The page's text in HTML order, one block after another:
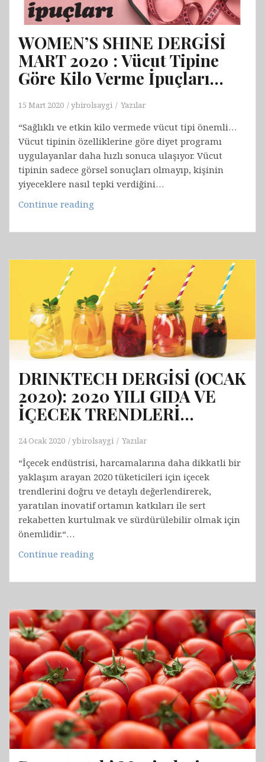
WOMEN’S SHINE DERGİSİ
MART 2020 : Vücut Tipine
Göre Kilo Verme İpuçları…
15 Mart 2020 ybirolsaygi Yazılar
“Sağlıklı ve etkin kilo vermede vücut tipi önemli…
Vücut tipinin özelliklerine göre diyet programı
uygulayanlar daha hızlı sonuca ulaşıyor. Vücut
tipinin sadece görsel sonuçları olmayıp, kişinin
yiyeceklere nasıl tepki verdiğini…
Continue reading
DERGİSİ
2020
Vücut
Tipine
Göre
Kilo
Verme
İpuçları…
DRINKTECH DERGİSİ (OCAK
2020): 2020 YILI GIDA VE
İÇECEK TRENDLERİ…
24 Ocak 2020 ybirolsaygi Yazılar
“İçecek endüstrisi, harcamalarına daha dikkatli bir
yaklaşım arayan 2020 tüketicileri için içecek
trendlerini doğru ve detaylı değerlendirerek,
yaratılan inovatif ortamın katkıları ile sert
rekabetten kurtulmak ve sürdürülebilir olmak için
önemlidir.“…
Continue reading
(OCAK
2020
YILI
GIDA
VE
İÇECEK
TRENDLERİ…